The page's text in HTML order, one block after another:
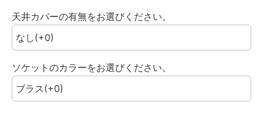
天井カバーの有無をお選びください。
ソケットのカラーをお選びください。